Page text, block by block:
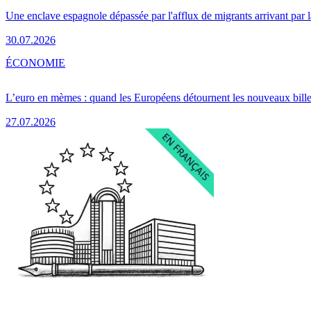
Une enclave espagnole dépassée par l'afflux de migrants arrivant par
30.07.2026
L’euro en mèmes : quand les Européens détournent les nouveaux
27.07.2026
ÉCONOMIE